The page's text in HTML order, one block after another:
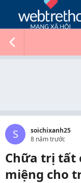
S
soichixanh25
8 năm trước
Chữa trị tất
miệng cho